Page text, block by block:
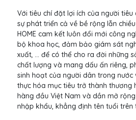
Với tiêu chí đặt lợi ích của người tiêu
sự phát triển cả về bề rộng lẫn chiều
HOME cam kết luôn đổi mới công
bộ khoa học, đảm bảo giám sát
xuất, ... để có thể cho ra đời những
chất lượng và mang dấu ấn riêng,
sinh hoạt của người dân trong nước
thực hóa mục tiêu trở thành thương
hàng đầu Việt Nam và dần mở
nhập khẩu, khẳng định tên tuổi trên